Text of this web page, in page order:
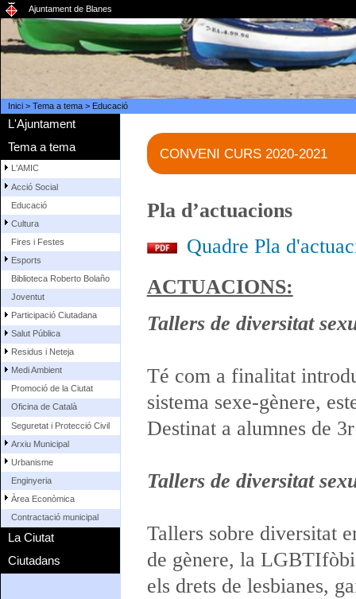
Ajuntament de Blanes
Inici> Tema a tema> Educació
L'Ajuntament
Tema a tema
L'AMIC
Acció Social
Educació
Cultura
Fires i Festes
Esports
Biblioteca Roberto Bolaño
Joventut
Participació Ciutadana
Salut Pública
Residus i Neteja
Medi Ambient
Promoció de la Ciutat
Oficina de Català
Seguretat i Protecció Civil
Arxiu Municipal
Urbanisme
Enginyeria
Àrea Econòmica
Contractació municipal
La Ciutat
Ciutadans
CONVENI CURS 2020-2021
Pla d’actuacions
Quadre Pla
ACTUACIONS:
Tallers de diversitat
Té com a finalitat
sistema sexe-gènere,
Destinat a alumnes de
Tallers de diversitat
Tallers sobre diversitat
de gènere, la
els drets de lesbianes,